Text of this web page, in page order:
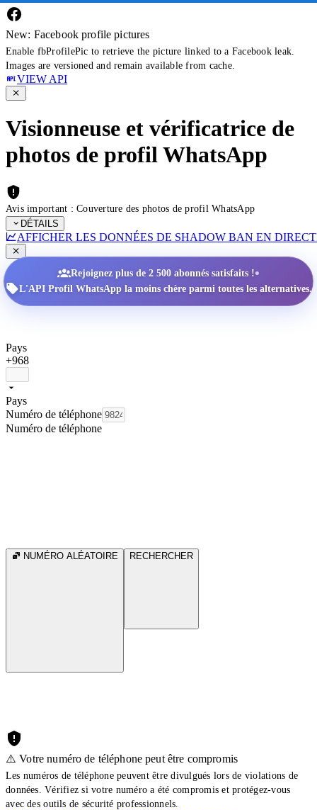
New: Facebook profile pictures
Enable fbProfilePic to retrieve the picture linked to a Facebook leak.
Images are versioned and remain available from cache.
VIEW API
Visionneuse et vérificatrice de
photos de profil WhatsApp
Avis important : Couverture des photos de profil WhatsApp
DÉTAILS
AFFICHER LES DONNÉES DE SHADOW BAN EN DIRECT
Rejoignez plus de 2 500 abonnés satisfaits !•
L'API Profil WhatsApp la moins chère parmi toutes les alternatives.
Pays
+968
Pays
Numéro de téléphone
Numéro de téléphone
NUMÉRO ALÉATOIRE RECHERCHER
⚠️ Votre numéro de téléphone peut être compromis
Les numéros de téléphone peuvent être divulgués lors de violations de
données. Vérifiez si votre numéro a été compromis et protégez-vous
avec des outils de sécurité professionnels.